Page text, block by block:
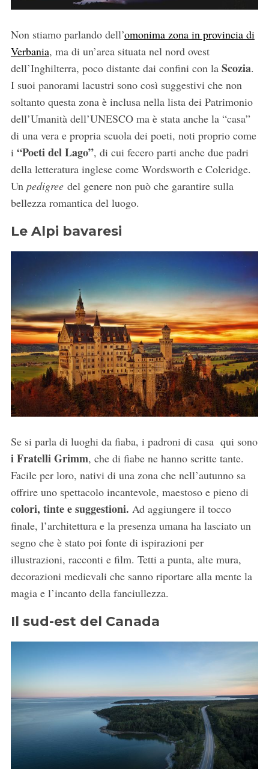
Non stiamo parlando dell’omonima zona in provincia di
Verbania, ma di un’area situata nel nord ovest
dell’Inghilterra, poco distante dai confini con la Scozia.
I suoi panorami lacustri sono così suggestivi che non
soltanto questa zona è inclusa nella lista dei Patrimonio
dell’Umanità dell’UNESCO ma è stata anche la “casa”
di una vera e propria scuola dei poeti, noti proprio come
i “Poeti del Lago”, di cui fecero parti anche due padri
della letteratura inglese come Wordsworth e Coleridge.
Un pedigree del genere non può che garantire sulla
bellezza romantica del luogo.
Le Alpi bavaresi
Se si parla di luoghi da fiaba, i padroni di casa qui sono
i Fratelli Grimm, che di fiabe ne hanno scritte tante.
Facile per loro, nativi di una zona che nell’autunno sa
offrire uno spettacolo incantevole, maestoso e pieno di
colori, tinte e suggestioni. Ad aggiungere il tocco
finale, l’architettura e la presenza umana ha lasciato un
segno che è stato poi fonte di ispirazioni per
illustrazioni, racconti e film. Tetti a punta, alte mura,
decorazioni medievali che sanno riportare alla mente la
magia e l’incanto della fanciullezza.
Il sud-est del Canada